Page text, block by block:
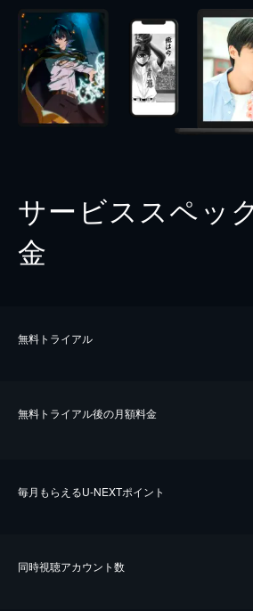
サービススペッ
金
無料トライアル
無料トライアル後の⽉額料金
毎⽉もらえるU-NEXTポイント
同時視聴アカウント数